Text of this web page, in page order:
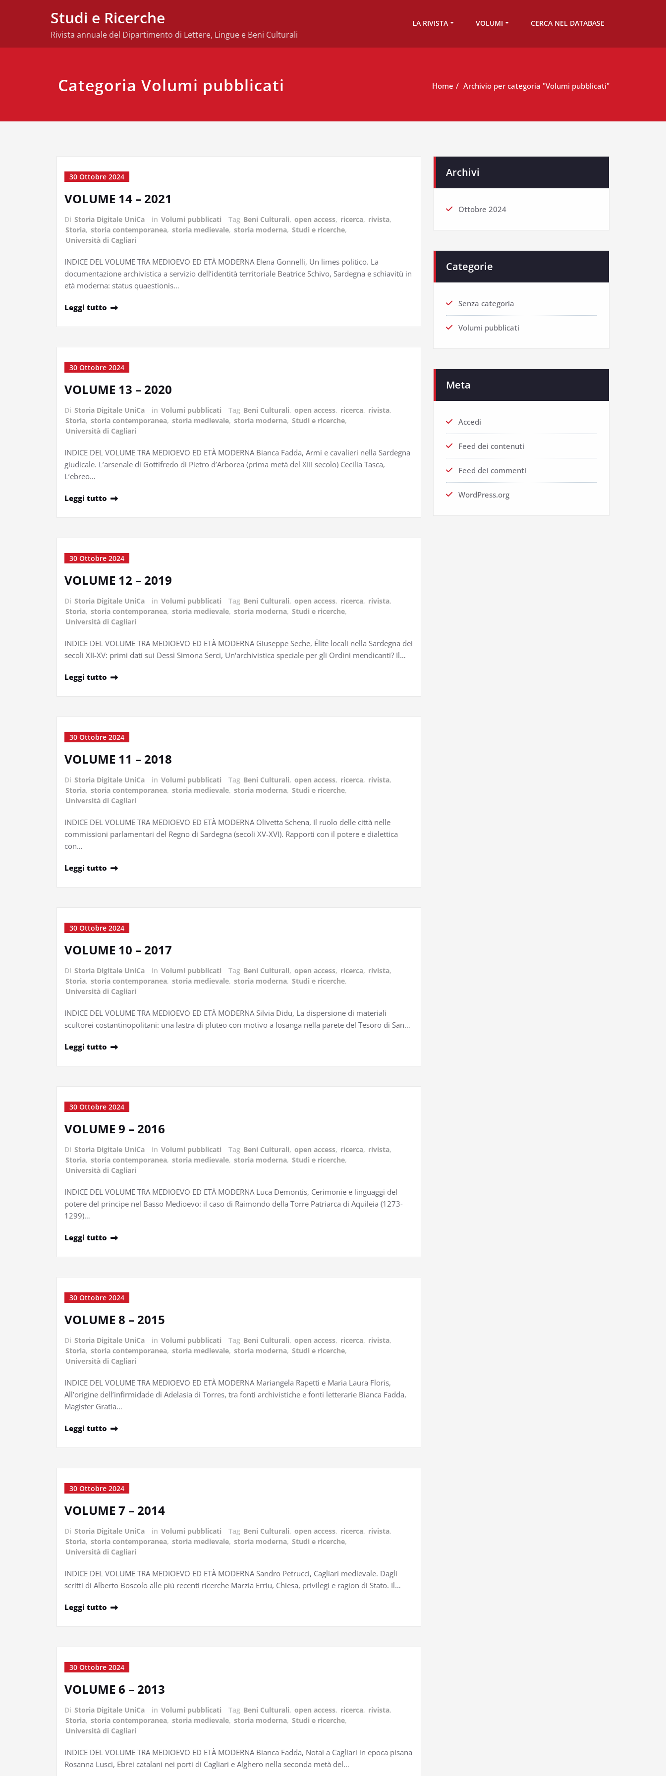
Studi e Ricerche
Rivista annuale del Dipartimento di Lettere, Lingue e Beni Culturali
LA RIVISTA VOLUMI CERCA NEL DATABASE
Categoria Volumi pubblicati Home Archivio per categoria "Volumi pubblicati"
30 Ottobre 2024
VOLUME 14 – 2021
Di Storia Digitale UniCa in Volumi pubblicati Tag Beni Culturali, open access, ricerca, rivista,
Storia, storia contemporanea, storia medievale, storia moderna, Studi e ricerche,
Università di Cagliari
INDICE DEL VOLUME TRA MEDIOEVO ED ETÀ MODERNA Elena Gonnelli, Un limes politico. La
documentazione archivistica a servizio dell’identità territoriale Beatrice Schivo, Sardegna e schiavitù in
età moderna: status quaestionis…
Leggi tutto
30 Ottobre 2024
VOLUME 13 – 2020
Di Storia Digitale UniCa in Volumi pubblicati Tag Beni Culturali, open access, ricerca, rivista,
Storia, storia contemporanea, storia medievale, storia moderna, Studi e ricerche,
Università di Cagliari
INDICE DEL VOLUME TRA MEDIOEVO ED ETÀ MODERNA Bianca Fadda, Armi e cavalieri nella Sardegna
giudicale. L’arsenale di Gottifredo di Pietro d’Arborea (prima metà del XIII secolo) Cecilia Tasca,
L’ebreo…
Leggi tutto
30 Ottobre 2024
VOLUME 12 – 2019
Di Storia Digitale UniCa in Volumi pubblicati Tag Beni Culturali, open access, ricerca, rivista,
Storia, storia contemporanea, storia medievale, storia moderna, Studi e ricerche,
Università di Cagliari
INDICE DEL VOLUME TRA MEDIOEVO ED ETÀ MODERNA Giuseppe Seche, Élite locali nella Sardegna dei
secoli XII-XV: primi dati sui Dessì Simona Serci, Un‘archivistica speciale per gli Ordini mendicanti? Il…
Leggi tutto
30 Ottobre 2024
VOLUME 11 – 2018
Di Storia Digitale UniCa in Volumi pubblicati Tag Beni Culturali, open access, ricerca, rivista,
Storia, storia contemporanea, storia medievale, storia moderna, Studi e ricerche,
Università di Cagliari
INDICE DEL VOLUME TRA MEDIOEVO ED ETÀ MODERNA Olivetta Schena, Il ruolo delle città nelle
commissioni parlamentari del Regno di Sardegna (secoli XV-XVI). Rapporti con il potere e dialettica
con…
Leggi tutto
30 Ottobre 2024
VOLUME 10 – 2017
Di Storia Digitale UniCa in Volumi pubblicati Tag Beni Culturali, open access, ricerca, rivista,
Storia, storia contemporanea, storia medievale, storia moderna, Studi e ricerche,
Università di Cagliari
INDICE DEL VOLUME TRA MEDIOEVO ED ETÀ MODERNA Silvia Didu, La dispersione di materiali
scultorei costantinopolitani: una lastra di pluteo con motivo a losanga nella parete del Tesoro di San…
Leggi tutto
30 Ottobre 2024
VOLUME 9 – 2016
Di Storia Digitale UniCa in Volumi pubblicati Tag Beni Culturali, open access, ricerca, rivista,
Storia, storia contemporanea, storia medievale, storia moderna, Studi e ricerche,
Università di Cagliari
INDICE DEL VOLUME TRA MEDIOEVO ED ETÀ MODERNA Luca Demontis, Cerimonie e linguaggi del
potere del principe nel Basso Medioevo: il caso di Raimondo della Torre Patriarca di Aquileia (1273-
1299)…
Leggi tutto
30 Ottobre 2024
VOLUME 8 – 2015
Di Storia Digitale UniCa in Volumi pubblicati Tag Beni Culturali, open access, ricerca, rivista,
Storia, storia contemporanea, storia medievale, storia moderna, Studi e ricerche,
Università di Cagliari
INDICE DEL VOLUME TRA MEDIOEVO ED ETÀ MODERNA Mariangela Rapetti e Maria Laura Floris,
All’origine dell’infirmidade di Adelasia di Torres, tra fonti archivistiche e fonti letterarie Bianca Fadda,
Magister Gratia…
Leggi tutto
30 Ottobre 2024
VOLUME 7 – 2014
Di Storia Digitale UniCa in Volumi pubblicati Tag Beni Culturali, open access, ricerca, rivista,
Storia, storia contemporanea, storia medievale, storia moderna, Studi e ricerche,
Università di Cagliari
INDICE DEL VOLUME TRA MEDIOEVO ED ETÀ MODERNA Sandro Petrucci, Cagliari medievale. Dagli
scritti di Alberto Boscolo alle più recenti ricerche Marzia Erriu, Chiesa, privilegi e ragion di Stato. Il…
Leggi tutto
30 Ottobre 2024
VOLUME 6 – 2013
Di Storia Digitale UniCa in Volumi pubblicati Tag Beni Culturali, open access, ricerca, rivista,
Storia, storia contemporanea, storia medievale, storia moderna, Studi e ricerche,
Università di Cagliari
INDICE DEL VOLUME TRA MEDIOEVO ED ETÀ MODERNA Bianca Fadda, Notai a Cagliari in epoca pisana
Rosanna Lusci, Ebrei catalani nei porti di Cagliari e Alghero nella seconda metà del…
Archivi
Ottobre 2024
Categorie
Senza categoria
Volumi pubblicati
Meta
Accedi
Feed dei contenuti
Feed dei commenti
WordPress.org